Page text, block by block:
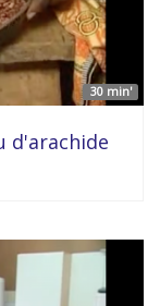
30 min'
d'arachide